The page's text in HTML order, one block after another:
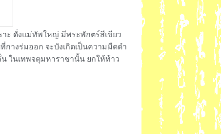
ดั่งแม่ทัพใหญ่ มีพระพักตร์สีเขียว
างร่มออก จะบังเกิดเป็นความมืดดำ
ในเทพจตุมหาราชานั้น ยกให้ท้าว